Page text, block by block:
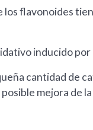
flavonoides
inducido
cantidad de
mejora de